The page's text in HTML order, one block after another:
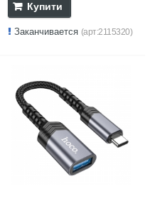
Купити
Заканчивается (арт:2115320)